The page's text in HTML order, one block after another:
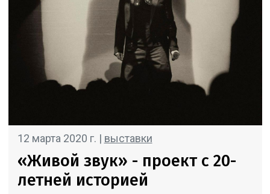
12 марта 2020 г. | выставки
«Живой звук» - проект с 20-
летней историей